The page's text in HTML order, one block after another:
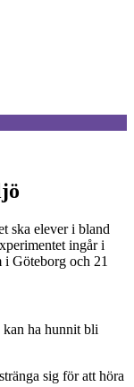
ska elever i bland
ingår i
i Göteborg och 21
kan ha hunnit bli
sig för att höra